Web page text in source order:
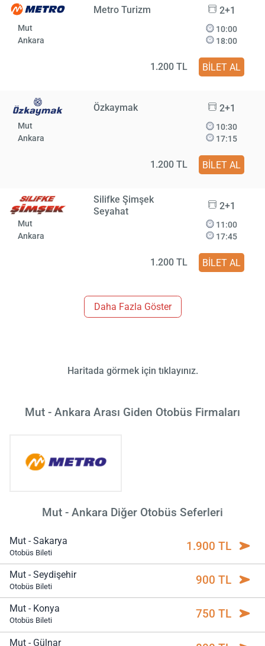
Metro Turizm 2+1
Mut
Ankara
10:00
18:00
1.200 TL BİLET AL
Özkaymak 2+1
Mut
Ankara
10:30
17:15
1.200 TL BİLET AL
Silifke Şimşek
Seyahat
2+1
Mut
Ankara
11:00
17:45
1.200 TL BİLET AL
Daha Fazla Göster
Haritada görmek için tıklayınız.
Mut - Ankara Arası Giden Otobüs Firmaları
Mut - Ankara Diğer Otobüs Seferleri
Mut - Sakarya
Otobüs Bileti 1.900 TL
Mut - Seydişehir
Otobüs Bileti 900 TL
Mut - Konya
Otobüs Bileti 750 TL
Mut - Gülnar